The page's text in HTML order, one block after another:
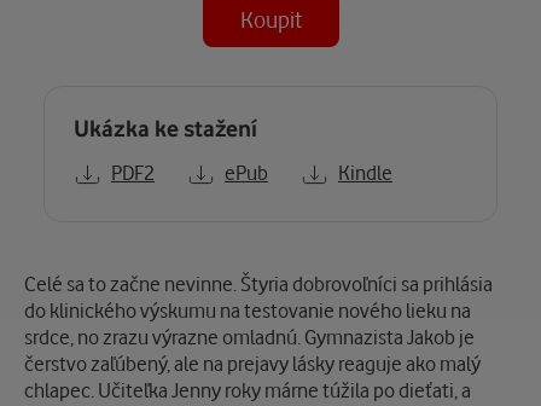
Koupit
Ukázka ke stažení
PDF2 ePub Kindle
Popis
Celé sa to začne nevinne. Štyria dobrovoľníci sa prihlásia
do klinického výskumu na testovanie nového lieku na
srdce, no zrazu výrazne omladnú. Gymnazista Jakob je
čerstvo zaľúbený, ale na prejavy lásky reaguje ako malý
chlapec. Učiteľka Jenny roky márne túžila po dieťati, a